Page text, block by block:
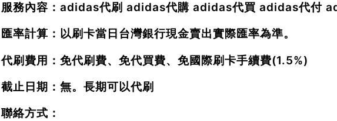
服務內容：adidas代刷 adidas代購 adidas代買 adidas代付
匯率計算：以刷卡當日台灣銀行現金賣出實際匯率為準。
代刷費用：免代刷費、免代買費、免國際刷卡手續費(1.5%)
截止日期：無。長期可以代刷
聯絡方式：